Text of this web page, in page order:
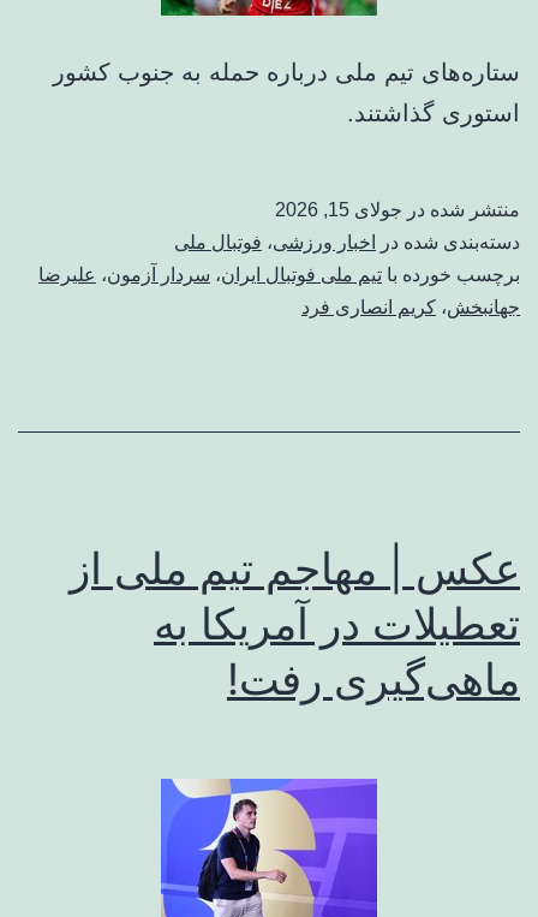
ستاره‌های تیم ملی درباره حمله به جنوب کشور
استوری گذاشتند.
منتشر شده در جولای 15, 2026
دسته‌بندی شده در
اخبار ورزشی، فوتبال ملی
برچسب خورده با تیم ملی فوتبال ایران، سردار آزمون، علیرضا
جهانبخش، کریم انصاری فرد
عکس | مهاجم تیم ملی از
تعطیلات در آمریکا به
ماهی‌گیری رفت!